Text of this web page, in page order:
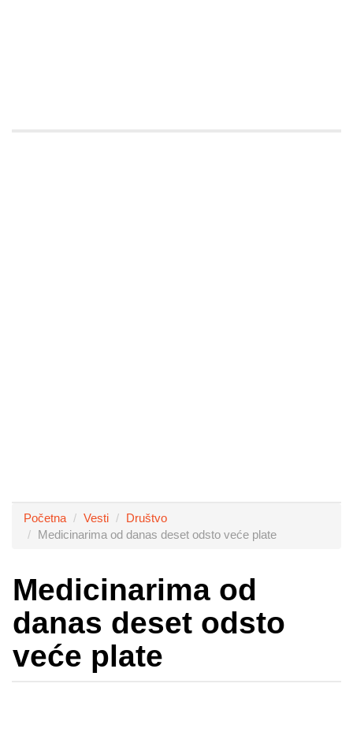
Početna Vesti
Društvo
Medicinarima od danas deset odsto veće plate
Medicinarima od
danas deset odsto
veće plate